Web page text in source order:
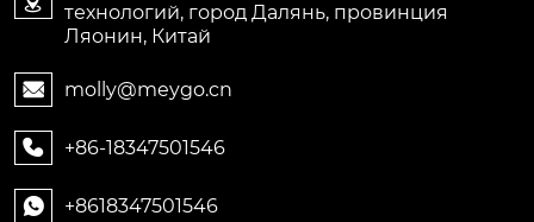
технологий, город Далянь, провинция
Ляонин, Китай
 molly@meygo.cn
 +86-18347501546
 +8618347501546